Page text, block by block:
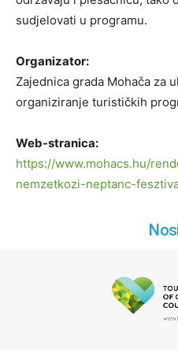
sudjelovati u programu.
Organizator:
Zajednica grada Mohača za
organiziranje turističkih
Web-stranica:
https://www.mohacs.hu/
nemzetkozi-neptanc-